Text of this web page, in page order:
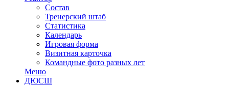
Состав
Тренерский штаб
Статистика
Календарь
Игровая форма
Визитная карточка
Командные фото разных лет
Меню
ДЮСШ